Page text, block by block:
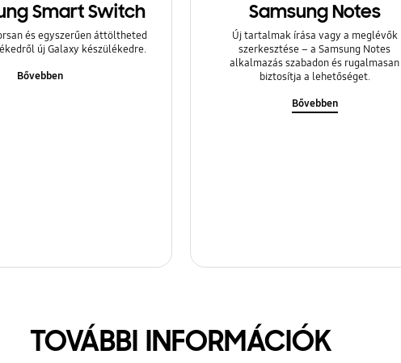
Smart Switch
és egyszerűen áttöltheted
új Galaxy készülékedre.
Bővebben
Samsung Notes
Új tartalmak írása vagy a meglévők
szerkesztése – a Samsung Notes
alkalmazás szabadon és rugalmasan
biztosítja a lehetőséget.
Bővebben
TOVÁBBI INFORMÁCIÓK